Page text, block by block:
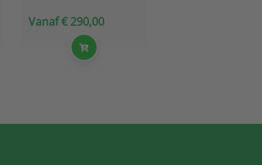
meetwaarden
Vanaf € 290,00